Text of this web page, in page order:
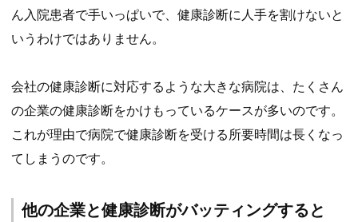
ん入院患者で手いっぱいで、健康診断に人手を割けないと
いうわけではありません。
会社の健康診断に対応するような大きな病院は、たくさん
の企業の健康診断をかけもっているケースが多いのです。
これが理由で病院で健康診断を受ける所要時間は長くなっ
てしまうのです。
他の企業と健康診断がバッティングすると